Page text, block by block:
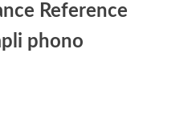
Reference
phono